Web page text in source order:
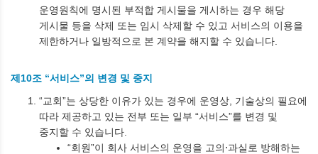
운영원칙에 명시된 부적합 게시물을 게시하는 경우 해당
게시물 등을 삭제 또는 임시 삭제할 수 있고 서비스의 이용을
제한하거나 일방적으로 본 계약을 해지할 수 있습니다.
제10조 “서비스”의 변경 및 중지
“교회”는 상당한 이유가 있는 경우에 운영상, 기술상의 필요에
따라 제공하고 있는 전부 또는 일부 “서비스”를 변경 및
중지할 수 있습니다.
“회원”이 회사 서비스의 운영을 고의⋅과실로 방해하는